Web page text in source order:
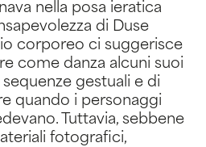
nella posa ieratica
di Duse
corporeo ci suggerisce
come danza alcuni suoi
sequenze gestuali e di
quando i personaggi
Tuttavia, sebbene
fotografici,